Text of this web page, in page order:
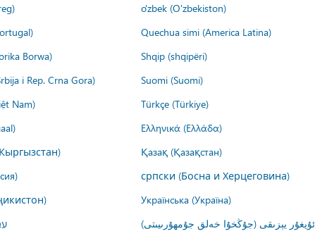
o'zbek (O'zbekiston)
Quechua simi (America Latina)
Borwa) Shqip (shqipëri)
i Rep. Crna Gora) Suomi (Suomi)
Nam) Türkçe (Türkiye)
Ελληνικά (Ελλάδα)
Қазақ (Қазақстан)
српски (Босна и Херцеговина)
Українська (Україна)
ئۇيغۇر يېزىقى (جۇڭخۇا خەلق جۇمھۇرىيىتى)